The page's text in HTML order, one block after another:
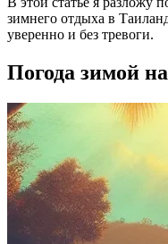
зимнего отдыха в
уверенно и без тревоги.
Погода зимой